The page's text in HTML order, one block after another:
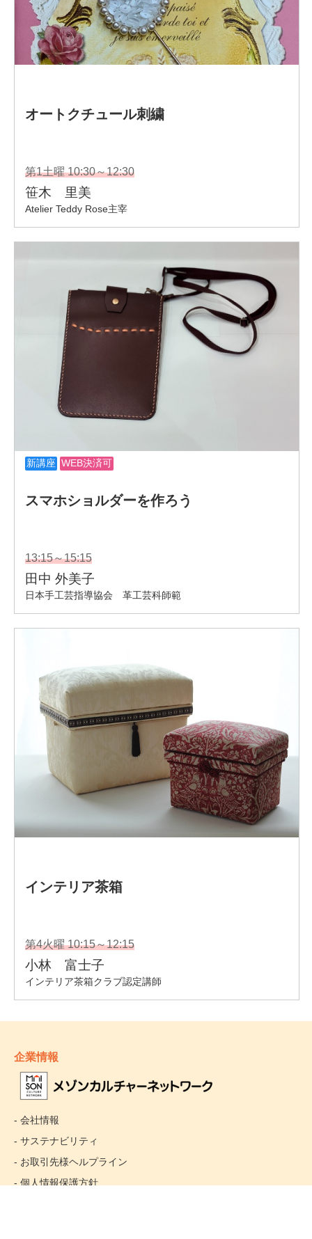
企業情報
- 会社情報
- サステナビリティ
- お取引先様ヘルプライン
- 個人情報保護方針